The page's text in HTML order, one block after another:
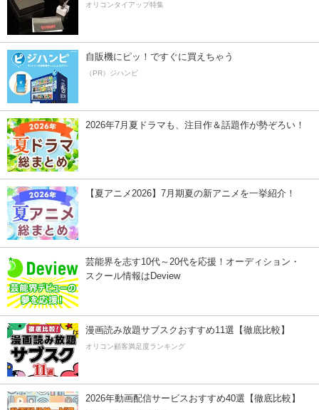
オリコンタイアップ特集
自販機にピッ！ですぐに買えちゃう
（PR）ジハンピ
2026年7月夏ドラマも、注目作＆話題作が勢ぞろい！
【夏アニメ2026】7月期夏の新アニメを一挙紹介！
芸能界を志す10代～20代を応援！オーディション・
スクール情報はDeview
漫画読み放題サブスクおすすめ11選【徹底比較】
オリコン顧客満足度ランキング
2026年動画配信サービスおすすめ40選【徹底比較】